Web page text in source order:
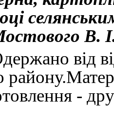
В.
від
-